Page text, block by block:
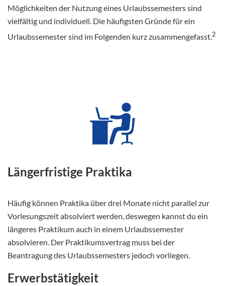
Möglichkeiten der Nutzung eines Urlaubssemesters sind
vielfältig und individuell. Die häufigsten Gründe für ein
Urlaubssemester sind im Folgenden kurz zusammengefasst.2
Längerfristige Praktika
Häufig können Praktika über drei Monate nicht parallel zur
Vorlesungszeit absolviert werden, deswegen kannst du ein
längeres Praktikum auch in einem Urlaubssemester
absolvieren. Der Praktikumsvertrag muss bei der
Beantragung des Urlaubssemesters jedoch vorliegen.
Erwerbstätigkeit